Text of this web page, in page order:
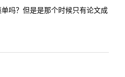
吗？但是是那个时候只有论文成